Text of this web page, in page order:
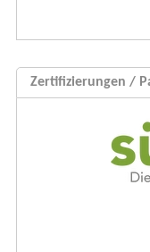
Zertifizierungen /